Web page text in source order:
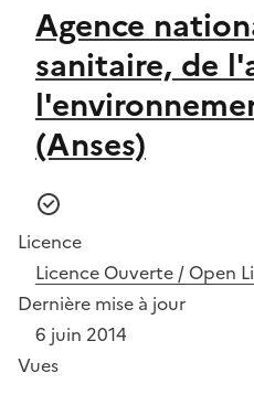
Agence
sanitaire, de
(Anses)
Licence
Licence Ouverte / Open
Dernière mise à jour
6 juin 2014
Vues